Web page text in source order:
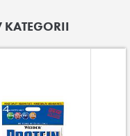
KATEGORII